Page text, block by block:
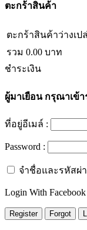
ตะกร้าสินค้า
ตะกร้าสินค้าว่างเป
รวม 0.00 บาท
ชำระเงิน
ผู้มาเยือนกรุณาเข้า
ที่อยู่อีเมล์ :
Password :
จำชื่อและรหัสผ่
Login With Facebook